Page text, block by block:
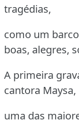
tragédias,
como um
boas, alegres,
A primeira
cantora Maysa,
uma das